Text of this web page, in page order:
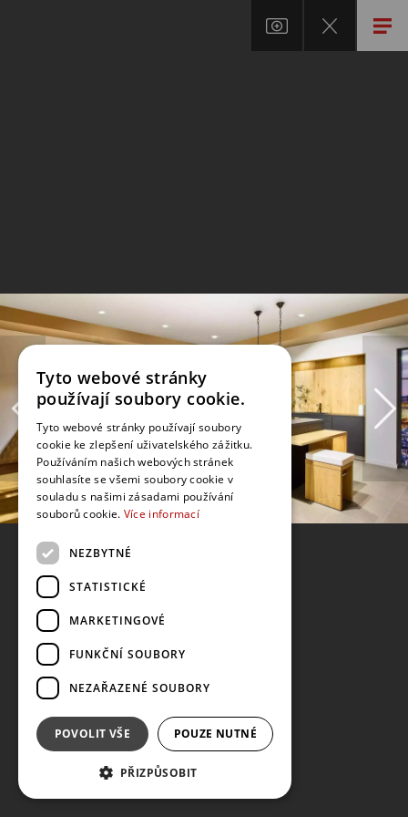
Tyto webové stránky
používají soubory cookie.
Tyto webové stránky používají soubory
cookie ke zlepšení uživatelského zážitku.
Používáním našich webových stránek
souhlasíte se všemi soubory cookie v
souladu s našimi zásadami používání
souborů cookie. Více informací
NEZBYTNÉ
STATISTICKÉ
MARKETINGOVÉ
FUNKČNÍ SOUBORY
NEZAŘAZENÉ SOUBORY
POVOLIT VŠE POUZE NUTNÉ
PŘIZPŮSOBIT